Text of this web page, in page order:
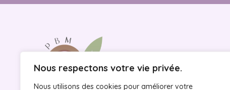
Nous respectons votre vie privée.
Nous utilisons des cookies pour améliorer votre